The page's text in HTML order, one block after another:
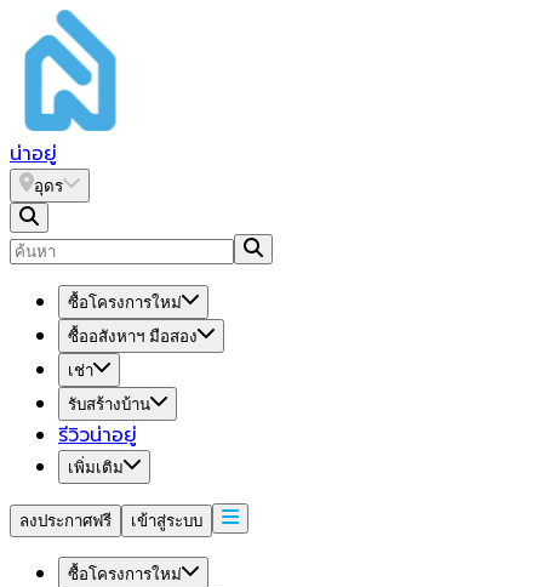
น่าอยู่
อุดร
ซื้อโครงการใหม่
ซื้ออสังหาฯ มือสอง
เช่า
รับสร้างบ้าน
รีวิวน่าอยู่
เพิ่มเติม
ลงประกาศฟรี เข้าสู่ระบบ
ซื้อโครงการใหม่